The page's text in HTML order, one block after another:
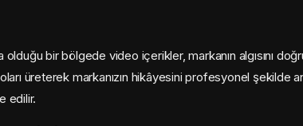
bir bölgede video içerikler, markanın algısını
üreterek markanızın hikâyesini profesyonel şekilde
edilir.